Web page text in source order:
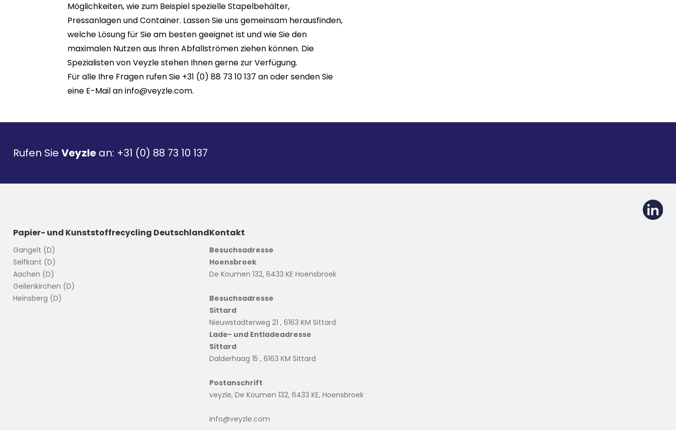
Möglichkeiten, wie zum Beispiel spezielle Stapelbehälter,
Pressanlagen und Container. Lassen Sie uns gemeinsam herausfinden,
welche Lösung für Sie am besten geeignet ist und wie Sie den
maximalen Nutzen aus Ihren Abfallströmen ziehen können. Die
Spezialisten von Veyzle stehen Ihnen gerne zur Verfügung.
Für alle Ihre Fragen rufen Sie +31 (0) 88 73 10 137 an oder senden Sie
eine E-Mail aninfo@veyzle.com.
Rufen Sie Veyzle an: +31 (0) 88 73 10 137
Papier- und Kunststoffrecycling Deutschland
Gangelt (D)
Selfkant (D)
Aachen (D)
Geilenkirchen (D)
Heinsberg (D)
Kontakt
Besuchsadresse
Hoensbroek
De Koumen 132, 6433 KE Hoensbroek
Besuchsadresse
Sittard
Nieuwstadterweg 21 , 6163 KM Sittard
Lade- und Entladeadresse
Sittard
Dalderhaag 15 , 6163 KM Sittard
Postanschrift
veyzle, De Koumen 132, 6433 KE, Hoensbroek
info@veyzle.com